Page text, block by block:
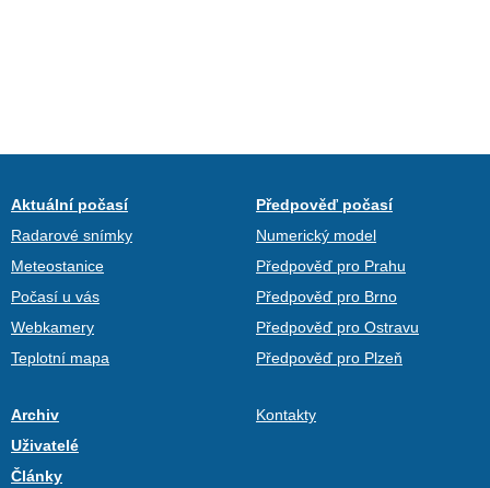
Aktuální počasí
Radarové snímky
Meteostanice
Počasí u vás
Webkamery
Teplotní mapa
Předpověď počasí
Numerický model
Předpověď pro Prahu
Předpověď pro Brno
Předpověď pro Ostravu
Předpověď pro Plzeň
Archiv
Uživatelé
Články
Kontakty